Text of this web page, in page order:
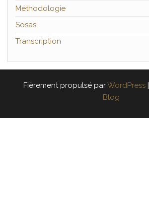
Méthodologie
Sosas
Transcription
Fièrement propulsé parWordPress |
Blog